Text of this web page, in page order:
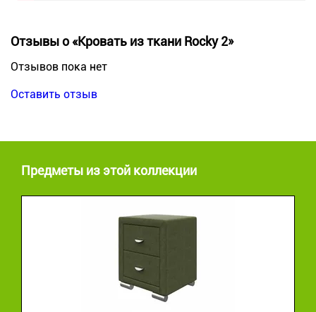
Отзывы о «Кровать из ткани Rocky 2»
Отзывов пока нет
Оставить отзыв
Предметы из этой коллекции